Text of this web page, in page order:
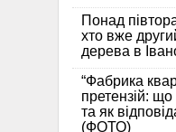
Понад
хто вже
дерева в
“Фабрика
претензій: що
та як
(ФОТО)